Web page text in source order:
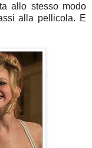
allo stesso modo
alla pellicola. E